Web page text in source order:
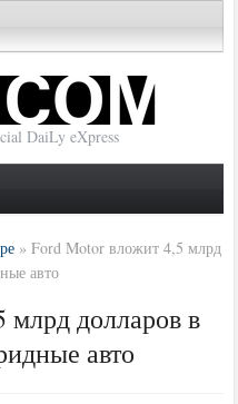
DaiLy eXpress
»Ford Motor вложит 4,5 млрд
авто
долларов в
авто